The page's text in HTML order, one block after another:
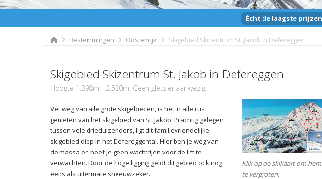
Écht de laagste prijzen
Bestemmingen Oostenrijk Skigebied Skizentrum St. Jakob in Defereggen
Skigebied Skizentrum St. Jakob in Defereggen
Hoogte 1.398m - 2.520m. Geen gletsjer aanwezig.
Ver weg van alle grote skigebieden, is het in alle rust
genieten van het skigebied van St. Jakob. Prachtig gelegen
tussen vele drieduizenders, ligt dit familievriendelijke
skigebied diep in het Defereggental. Hier ben je weg van
de massa en hoef je geen wachtrijen voor de lift te
verwachten. Door de hoge ligging geldt dit gebied ook nog
eens als uitermate sneeuwzeker.
Klik op de skikaart om hem
te vergroten.